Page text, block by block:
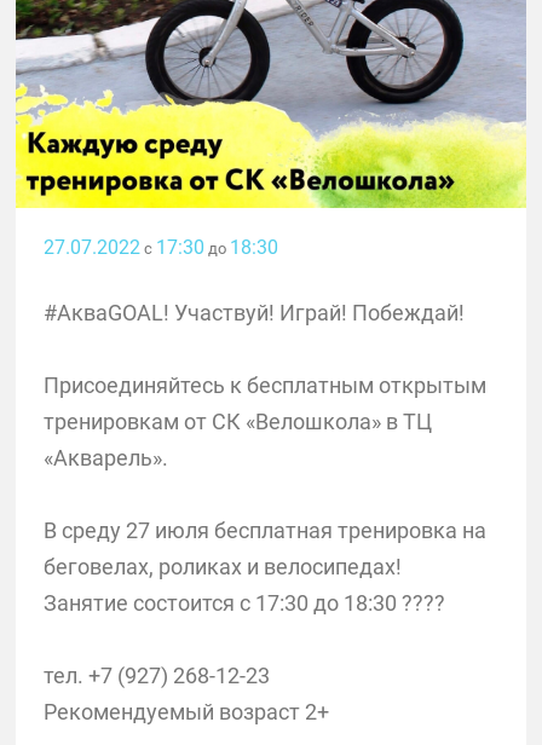
27.07.2022 с 17:30 до 18:30
#АкваGOAL! Участвуй! Играй! Побеждай!
Присоединяйтесь к бесплатным открытым
тренировкам от СК «Велошкола» в ТЦ
«Акварель».
В среду 27 июля бесплатная тренировка на
беговелах, роликах и велосипедах!
Занятие состоится с 17:30 до 18:30 ????
тел. +7 (927) 268-12-23
Рекомендуемый возраст 2+